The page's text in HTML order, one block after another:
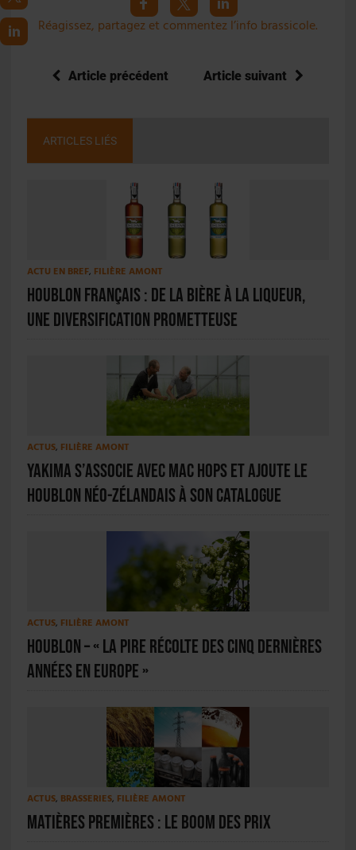
Réagissez, partagez et commentez l’info brassicole.
Article précédent Article suivant
ARTICLES LIÉS
ACTU EN BREF, FILIÈRE AMONT
Houblon français : de la bière à la liqueur,
une diversification prometteuse
ACTUS, FILIÈRE AMONT
Yakima s’associe avec Mac Hops et ajoute le
houblon néo-zélandais à son catalogue
ACTUS, FILIÈRE AMONT
Houblon – « La pire récolte des cinq dernières
années en Europe »
ACTUS, BRASSERIES, FILIÈRE AMONT
Matières premières : le boom des prix